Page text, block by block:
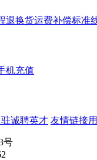
退换货运费补偿标准
机充值
诚聘英才 友情链接
号